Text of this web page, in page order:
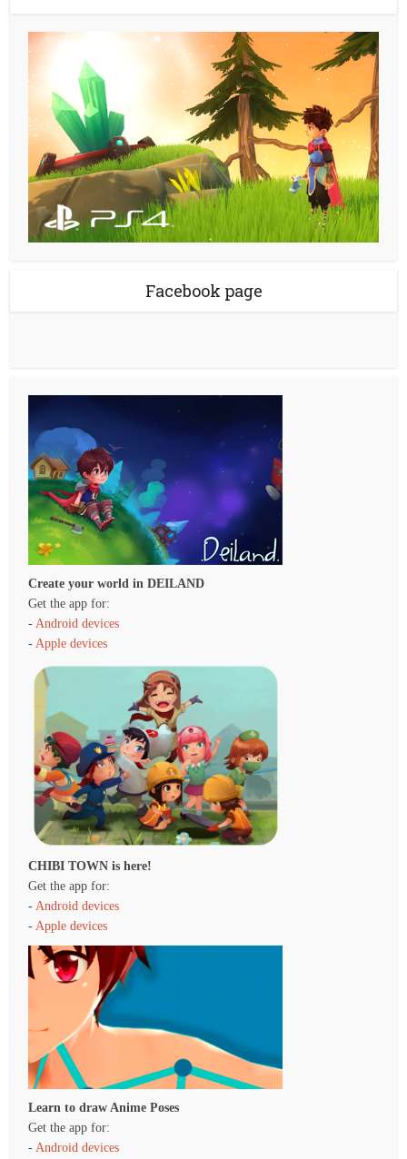
Facebook page
Create your world in DEILAND
Get the app for:
-Android devices
-Apple devices
CHIBI TOWN is here!
Get the app for:
-Android devices
-Apple devices
Learn to draw Anime Poses
Get the app for:
- Android devices